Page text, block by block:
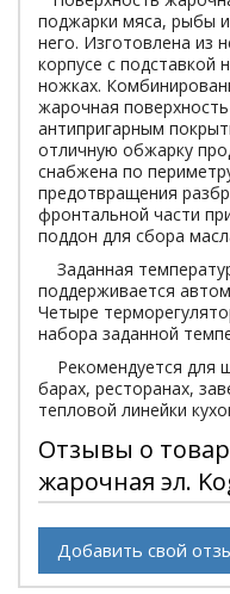
поджарки мяса, рыбы
него. Изготовлена из
корпусе с подставкой
ножках.
жарочная
антипригарным
отличную обжарку
снабжена по
предотвращения
фронтальной части
поддон для сбора
Заданная
поддерживается
Четыре
набора заданной
Рекомендуется для
барах, ресторанах,
тепловой линейки
Отзывы о
жарочная эл.
Добавить свой